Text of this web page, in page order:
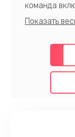
команда
предлагаем
также
наилучшим